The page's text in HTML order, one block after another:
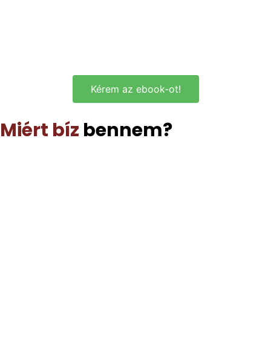
Kérem az ebook-ot!
Miért bíz bennem?